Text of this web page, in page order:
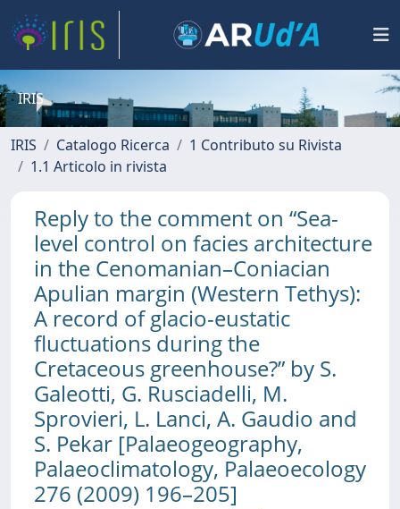
IRIS
IRIS Catalogo Ricerca
1 Contributo su Rivista
1.1 Articolo in rivista
Reply to the comment on “Sea-
level control on facies architecture
in the Cenomanian–Coniacian
Apulian margin (Western Tethys):
A record of glacio-eustatic
fluctuations during the
Cretaceous greenhouse?” by S.
Galeotti, G. Rusciadelli, M.
Sprovieri, L. Lanci, A. Gaudio and
S. Pekar [Palaeogeography,
Palaeoclimatology, Palaeoecology
276 (2009) 196–205]